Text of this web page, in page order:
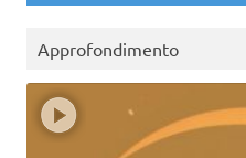
Approfondimento